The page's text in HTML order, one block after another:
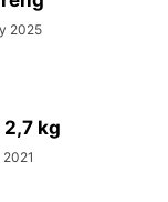
2025
kg